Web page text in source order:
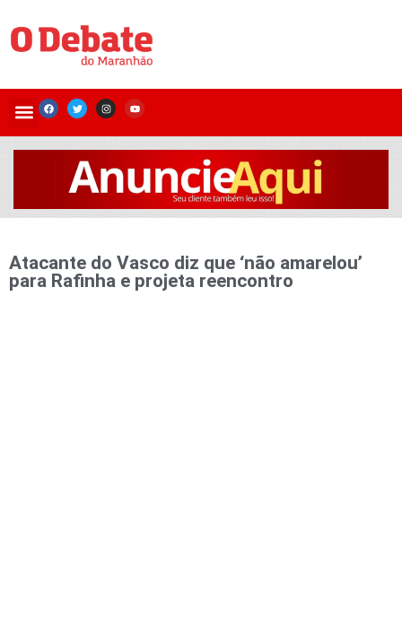
Atacante do Vasco diz que ‘não amarelou’
para Rafinha e projeta reencontro